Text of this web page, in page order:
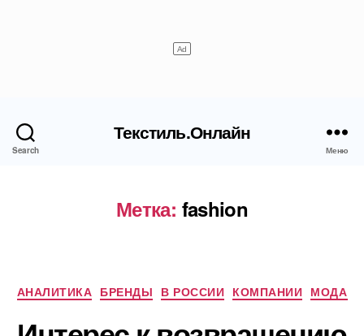
Search
Текстиль.Онлайн
Меню
Метка: fashion
Рубрики
АНАЛИТИКА БРЕНДЫ В РОССИИ КОМПАНИИ МОДА